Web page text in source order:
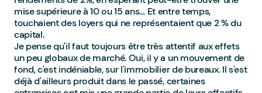
mise supérieure à 10 ou 15 ans… Et entre temps,
touchaient des loyers qui ne représentaient que 2 % du
capital.
Je pense qu'il faut toujours être très attentif aux effets
un peu globaux de marché. Oui, il y a un mouvement de
fond, c'est indéniable, sur l'immobilier de bureaux. Il s'est
déjà d'ailleurs produit dans le passé, certaines